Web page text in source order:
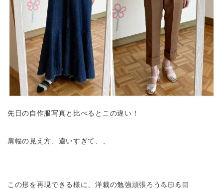
先日の自作服写真と比べるとこの違い！
肩幅の見え方、違いすぎて、、
この形を再現できる様に、洋裁の勉強頑張ろう💪🏻💪🏻